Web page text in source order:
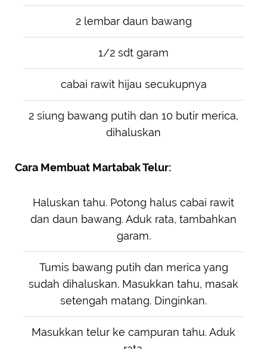
2 lembar daun bawang
1/2 sdt garam
cabai rawit hijau secukupnya
2 siung bawang putih dan 10 butir merica,
dihaluskan
Cara Membuat Martabak Telur:
Haluskan tahu. Potong halus cabai rawit
dan daun bawang. Aduk rata, tambahkan
garam.
Tumis bawang putih dan merica yang
sudah dihaluskan. Masukkan tahu, masak
setengah matang. Dinginkan.
Masukkan telur ke campuran tahu. Aduk